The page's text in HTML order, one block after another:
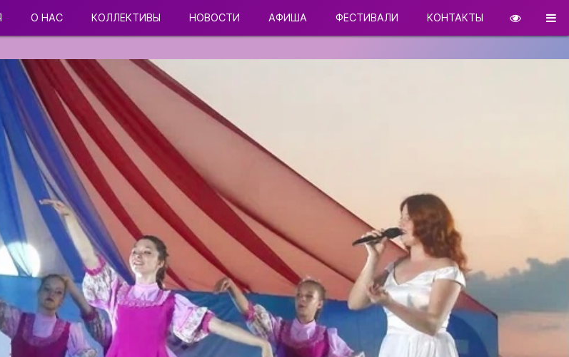
О НАС КОЛЛЕКТИВЫ НОВОСТИ АФИША ФЕСТИВАЛИ КОНТАКТЫ